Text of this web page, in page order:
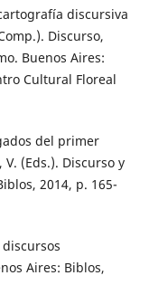
discursiva
Discurso,
Buenos Aires:
Cultural Floreal
del primer
V. (Eds.). Discurso y
2014, p. 165-
discursos
Aires: Biblos,